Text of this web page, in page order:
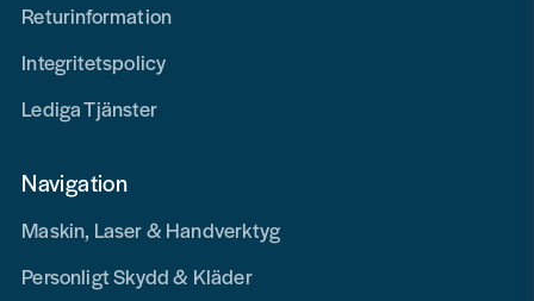
Returinformation
Integritetspolicy
Lediga Tjänster
Navigation
Maskin, Laser & Handverktyg
Personligt Skydd & Kläder